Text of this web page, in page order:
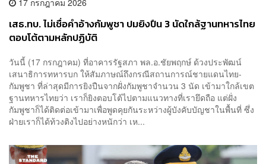
เสธ.ทบ. ไม่เชื่อคำอ้างกัมพูชา ปมยิงปืน 3 นัดใกล้ฐานทหารไทย
ตอบโต้ตามหลักปฏิบัติ
วันนี้ (17 กรกฎาคม) ที่อาคารรัฐสภา พล.อ.ชัยพฤกษ์ ด้วงประพัฒน์
เสนาธิการทหารบก ให้สัมภาษณ์ถึงกรณีสถานการณ์ชายแดนไทย-
กัมพูชา ที่ล่าสุดมีการยิงปืนจากฝั่งกัมพูชาจำนวน 3 นัด เข้ามาใกล้เขต
ฐานทหารไทยว่า เราก็ยิงตอบโต้ไปตามแนวทางที่เรายึดถือ แต่ฝั่ง
กัมพูชาก็ได้ติดต่อเข้ามาเพื่อพูดคุยกันระหว่างผู้บังคับบัญชาในพื้นที่ ซึ่ง
ฝ่ายเราก็ได้ท้วงติงไปอย่างหนักว่า เห...